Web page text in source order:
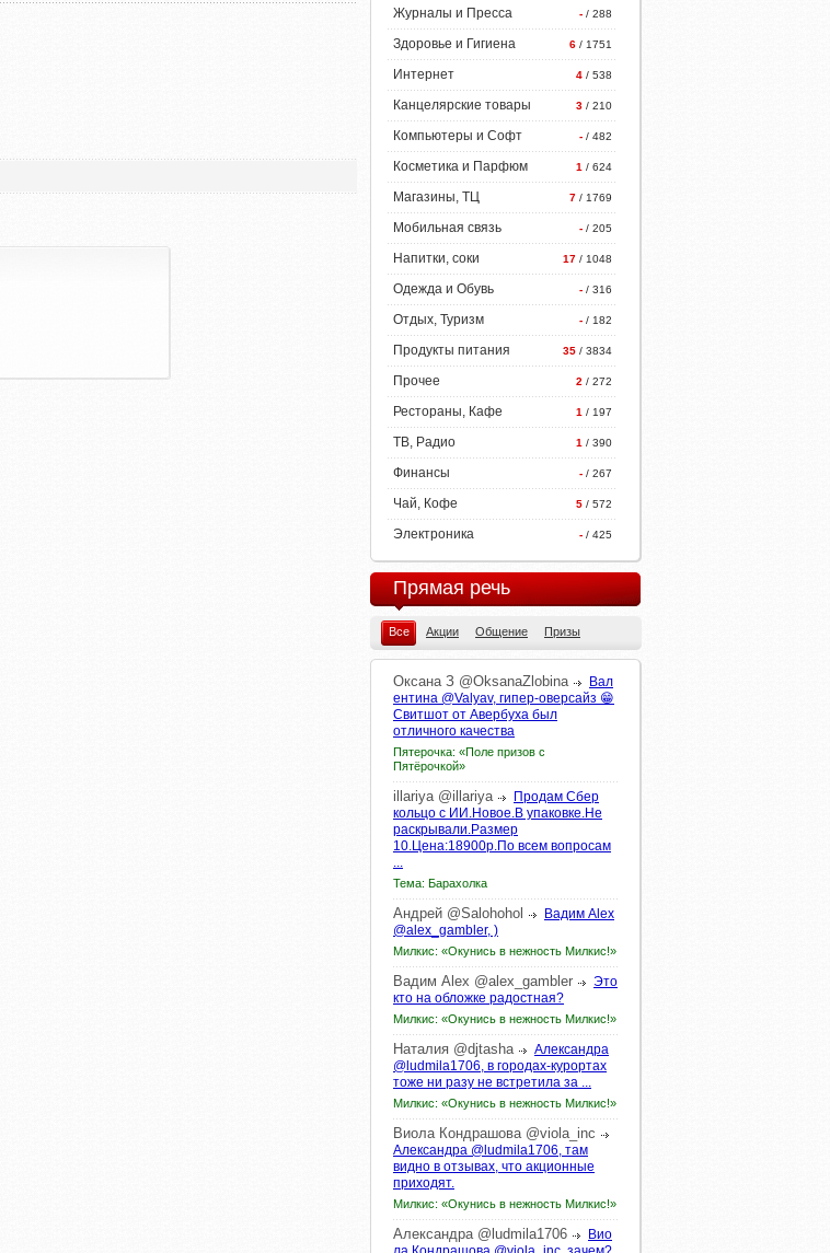
- / 288
Журналы и Пресса
6 / 1751
Здоровье и Гигиена
4 / 538
Интернет
3 / 210
Канцелярские товары
- / 482
Компьютеры и Софт
1 / 624
Косметика и Парфюм
7 / 1769
Магазины, ТЦ
- / 205
Мобильная связь
17 / 1048
Напитки, соки
- / 316
Одежда и Обувь
- / 182
Отдых, Туризм
35 / 3834
Продукты питания
2 / 272
Прочее
1 / 197
Рестораны, Кафе
1 / 390
ТВ, Радио
- / 267
Финансы
5 / 572
Чай, Кофе
- / 425
Электроника
Прямая речь
Все Акции Общение Призы
Оксана З @OksanaZlobina
Вал
ентина @Valyav, гипер-оверсайз 😁
Свитшот от Авербуха был
отличного качества
Пятерочка: «Поле призов с
Пятёрочкой»
illariya @illariya
Продам Сбер
кольцо с ИИ.Новое.В упаковке.Не
раскрывали.Размер
10.Цена:18900р.По всем вопросам
...
Тема: Барахолка
Андрей @Salohohol
Вадим Alex
@alex_gambler, )
Милкис: «Окунись в нежность Милкис!»
Вадим Alex @alex_gambler
Это
кто на обложке радостная?
Милкис: «Окунись в нежность Милкис!»
Наталия @djtasha
Александра
@ludmila1706, в городах-курортах
тоже ни разу не встретила за ...
Милкис: «Окунись в нежность Милкис!»
Виола Кондрашова @viola_inc
Александра @ludmila1706, там
видно в отзывах, что акционные
приходят.
Милкис: «Окунись в нежность Милкис!»
Александра @ludmila1706
Вио